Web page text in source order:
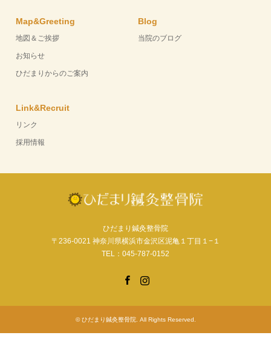
Map&Greeting
地図＆ご挨拶
お知らせ
ひだまりからのご案内
Blog
当院のブログ
Link&Recruit
リンク
採用情報
ひだまり鍼灸整骨院
〒236-0021 神奈川県横浜市金沢区泥亀１丁目１−１
TEL：045-787-0152
©ひだまり鍼灸整骨院. All Rights Reserved.